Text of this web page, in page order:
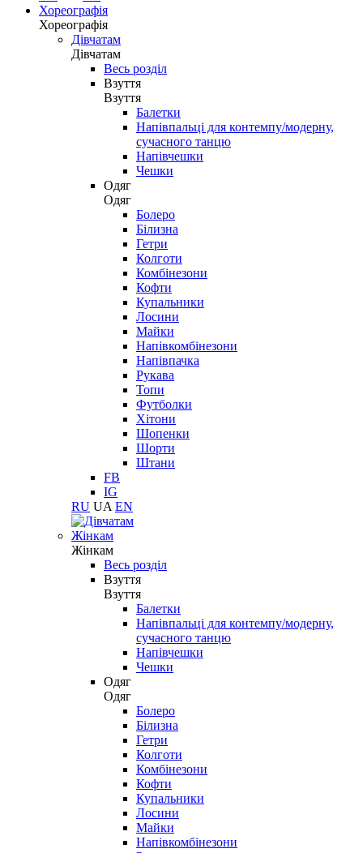
Хореографія
Хореографія
Дівчатам
Дівчатам
Весь розділ
Взуття
Взуття
Балетки
Напівпальці для контемпу/модерну,
сучасного танцю
Напівчешки
Чешки
Одяг
Одяг
Болеро
Білизна
Гетри
Колготи
Комбінезони
Кофти
Купальники
Лосини
Майки
Напівкомбінезони
Напівпачка
Рукава
Топи
Футболки
Хітони
Шопенки
Шорти
Штани
FB
IG
RU UA EN
Жінкам
Жінкам
Весь розділ
Взуття
Взуття
Балетки
Напівпальці для контемпу/модерну,
сучасного танцю
Напівчешки
Чешки
Одяг
Одяг
Болеро
Білизна
Гетри
Колготи
Комбінезони
Кофти
Купальники
Лосини
Майки
Напівкомбінезони